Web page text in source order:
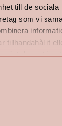
till de sociala
som vi
tillhandahållit